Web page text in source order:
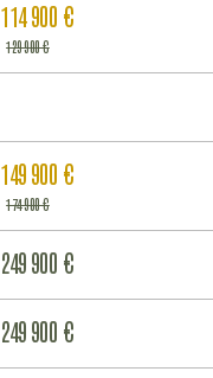
114 900 €
129 900 €
149 900 €
174 900 €
249 900 €
249 900 €